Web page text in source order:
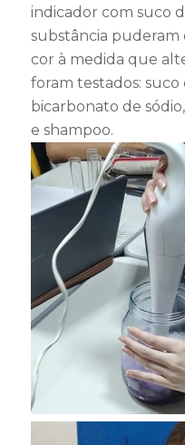
indicador com suco
substância puderam
cor à medida que
foram testados: suco
bicarbonato de
e shampoo.